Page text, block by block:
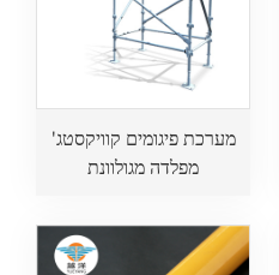
מערכת פיגומים קוויקסטג'
מפלדה מגולוונת